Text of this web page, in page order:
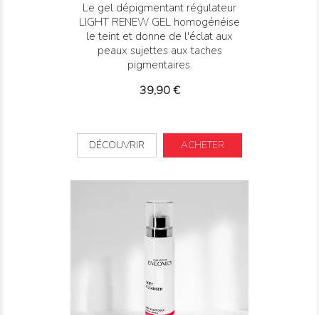
Le gel dépigmentant régulateur
LIGHT RENEW GEL homogénéise
le teint et donne de l'éclat aux
peaux sujettes aux taches
pigmentaires.
Prix
39,90 €
DÉCOUVRIR ACHETER